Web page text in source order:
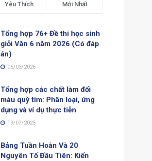
Yêu Thích Mới Nhất
Tổng hợp 76+ Đề thi học sinh
giỏi Văn 6 năm 2026 (Có đáp
án)
05/03/2026
Tổng hợp các chất làm đổi
màu quỳ tím: Phân loại, ứng
dụng và ví dụ thực tiễn
19/07/2025
Bảng Tuần Hoàn Và 20
Nguyên Tố Đầu Tiên: Kiến